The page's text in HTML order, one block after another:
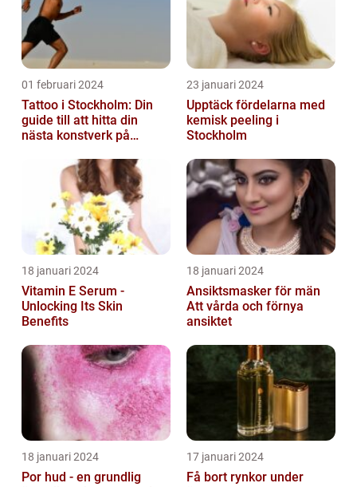
01 februari 2024
Tattoo i Stockholm: Din
guide till att hitta din
nästa konstverk på
23 januari 2024
Upptäck fördelarna med
kemisk peeling i
Stockholm
18 januari 2024
Vitamin E Serum -
Unlocking Its Skin
Benefits
18 januari 2024
Ansiktsmasker för män
Att vårda och förnya
ansiktet
18 januari 2024
Por hud - en grundlig
17 januari 2024
Få bort rynkor under